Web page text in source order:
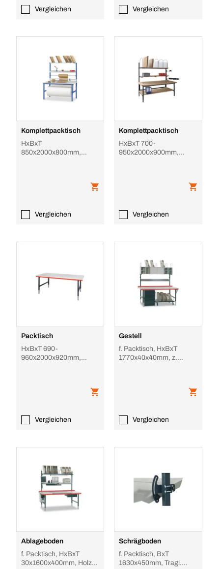
Vergleichen Vergleichen
Komplettpacktisch
HxBxT
850x2000x800mm,
Vergleichen
Komplettpacktisch
HxBxT 700-
950x2000x900mm,
Vergleichen
Packtisch
HxBxT 690-
960x2000x920mm,
Vergleichen
Gestell
f. Packtisch, HxBxT
1770x40x40mm, z.
Vergleichen
Ablageboden
f. Packtisch, HxBxT
30x1600x400mm, Holz,
Schrägboden
f. Packtisch, BxT
1630x450mm, Tragl.